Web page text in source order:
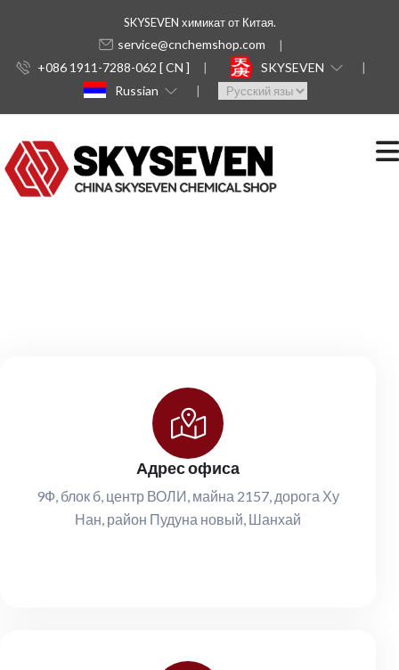
SKYSEVEN химикат от Китая.
service@cnchemshop.com
+086 1911-7288-062 [ CN ]
SKYSEVEN
Russian
Адрес офиса
9Ф, блок б, центр ВОЛИ, майна 2157, дорога Ху
Нан, район Пудуна новый, Шанхай